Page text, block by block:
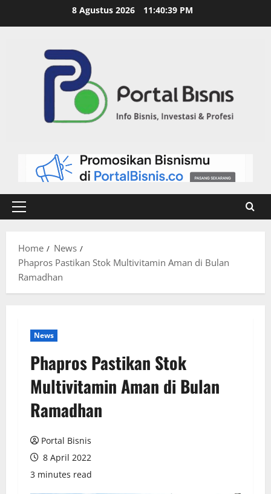
8 Agustus 2026 11:40:40 PM
Home
News
Phapros Pastikan Stok Multivitamin Aman di Bulan
Ramadhan
News
Phapros Pastikan Stok
Multivitamin Aman di Bulan
Ramadhan
Portal Bisnis
8 April 2022
3 minutes read